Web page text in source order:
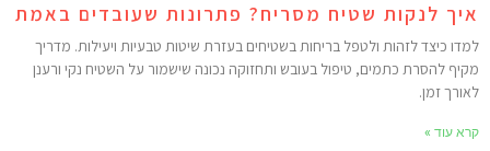
לנקות שטיח מסריח? פתרונות שעובדים באמת
כיצד לזהות ולטפל בריחות בשטיחים בעזרת שיטות טבעיות ויעילות. מדריך
להסרת כתמים, טיפול בעובש ותחזוקה נכונה שישמור על השטיח נקי ורענן
זמן.
עוד »